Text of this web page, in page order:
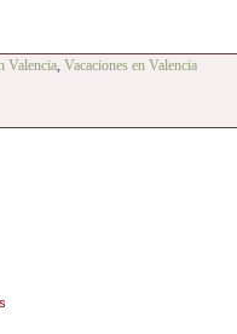
Valencia, Vacaciones en Valencia